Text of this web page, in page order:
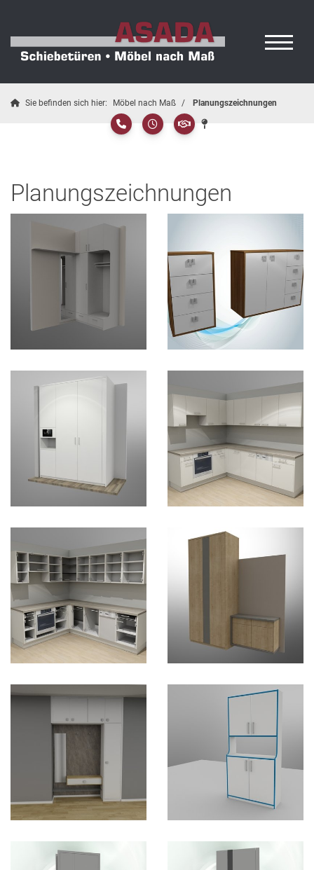
Sie befinden sich hier: Möbel nach Maß Planungszeichnungen
Planungszeichnungen